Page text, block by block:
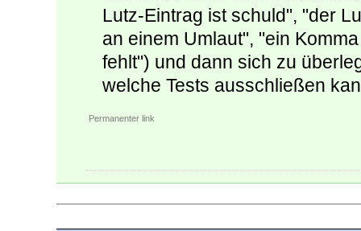
Lutz-Eintrag ist schuld", "der
an einem Umlaut", "ein
fehlt") und dann sich zu
welche Tests ausschließen
Permanenter link